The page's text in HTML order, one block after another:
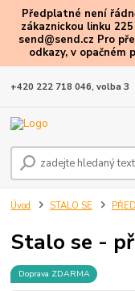
Předplatné není
zákaznickou linku
send@send.cz Pro
odkazy, v opačném
+420 222 718 046, volba 3
Úvod STALO SE
Stalo se -
Doprava ZDARMA